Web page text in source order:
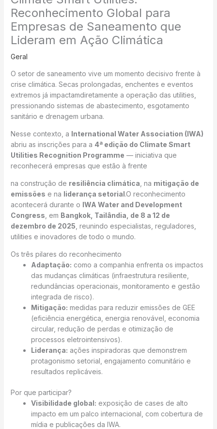
Reconhecimento Global para
Empresas de Saneamento que
Lideram em Ação Climática
Geral
O setor de saneamento vive um momento decisivo frente à
crise climática. Secas prolongadas, enchentes e eventos
extremos já impactamdiretamente a operação das utilities,
pressionando sistemas de abastecimento, esgotamento
sanitário e drenagem urbana.
Nesse contexto, a International Water Association (IWA)
abriu as inscrições para a 4ª edição do Climate Smart
Utilities Recognition Programme — iniciativa que
reconhecerá empresas que estão à frente
na construção de resiliência climática , na mitigação de
emissões e na liderança setorial.O reconhecimento
acontecerá durante o IWA Water and Development
Congress , em Bangkok, Tailândia, de 8 a 12 de
dezembro de 2025 , reunindo especialistas, reguladores,
utilities e inovadores de todo o mundo.
Os três pilares do reconhecimento
Adaptação: como a companhia enfrenta os impactos
das mudanças climáticas (infraestrutura resiliente,
redundâncias operacionais, monitoramento e gestão
integrada de risco).
Mitigação: medidas para reduzir emissões de GEE
(eficiência energética, energia renovável, economia
circular, redução de perdas e otimização de
processos eletrointensivos).
Liderança: ações inspiradoras que demonstrem
protagonismo setorial, engajamento comunitário e
resultados replicáveis.
Por que participar?
Visibilidade global: exposição de cases de alto
impacto em um palco internacional, com cobertura de
mídia e publicações da IWA.